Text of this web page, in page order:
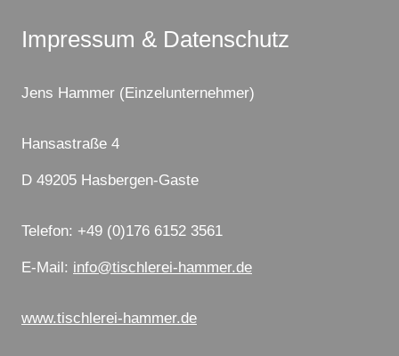
Impressum & Datenschutz
Jens Hammer (Einzelunternehmer)
Hansastraße 4
D 49205 Hasbergen-Gaste
Telefon: +49 (0)176 6152 3561
E-Mail: info@tischlerei-hammer.de
www.tischlerei-hammer.de